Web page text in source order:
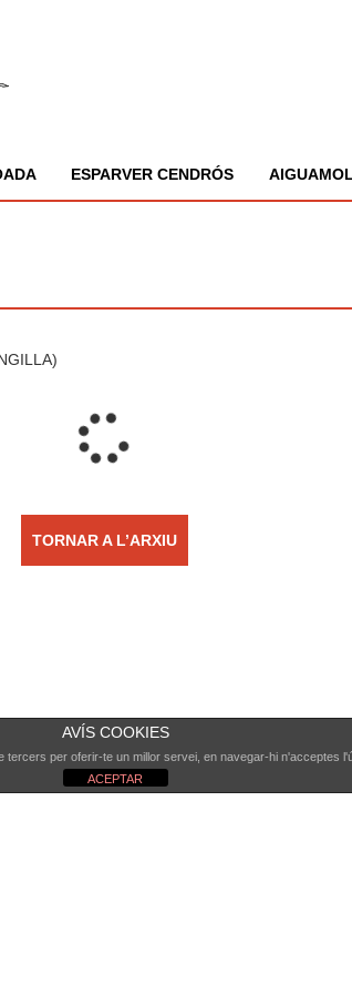
ESPARVER CENDRÓS
TORNAR A L’ARXIU
AVÍS COOKIES
tercers per oferir-te un millor servei, en navegar-hi n'acceptes
ACEPTAR